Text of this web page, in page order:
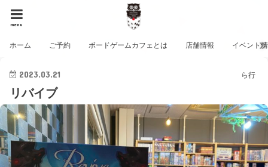
menu
ホーム ご予約 ボードゲームカフェとは 店舗情報 イベント
ら行
2023.03.21
リバイブ